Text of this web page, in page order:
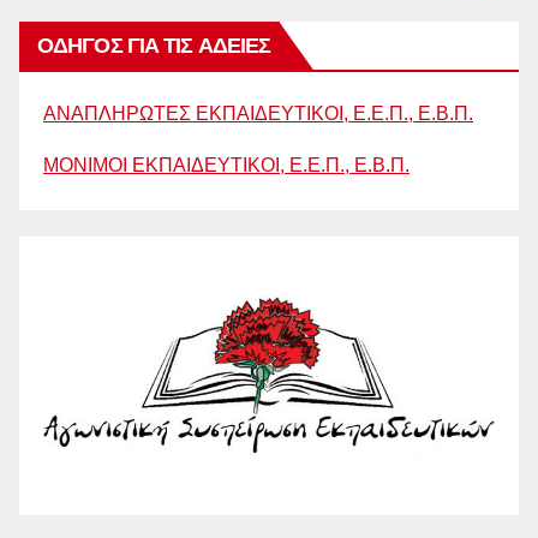
ΟΔΗΓΟΣ ΓΙΑ ΤΙΣ ΑΔΕΙΕΣ
ΑΝΑΠΛΗΡΩΤΕΣ ΕΚΠΑΙΔΕΥΤΙΚΟΙ, Ε.Ε.Π., Ε.Β.Π.
ΜΟΝΙΜΟΙ ΕΚΠΑΙΔΕΥΤΙΚΟΙ, Ε.Ε.Π., Ε.Β.Π.